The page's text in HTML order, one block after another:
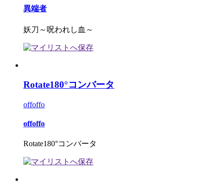
異端者
妖刀～呪われし血～
Rotate180°コンバータ
offoffo
offoffo
Rotate180°コンバータ